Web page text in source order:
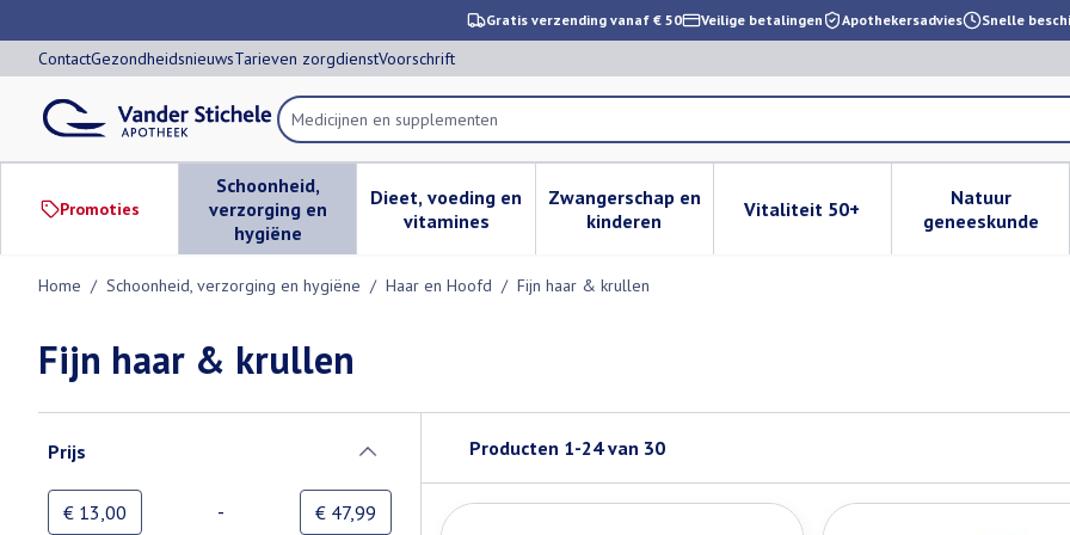
Gratis verzending vanaf € 50 Veilige betalingen Apothekersadvies Snelle
ContactGezondheidsnieuwsTarieven zorgdienstVoorschrift
Product, merk, categorie...
Promoties
Schoonheid,
verzorging en
hygiëne
Toon submenu voor Schoonheid, verzorging en hygiëne categorie
Dieet, voeding en
vitaminesToon submenu voor Dieet, voeding en vitamines categorie
Zwangerschap en
kinderenToon submenu voor Zwangerschap en kinderen
Vitaliteit 50+Toon submenu voor Vitaliteit
Natuur
geneeskunde
Toon
Home / Schoonheid, verzorging en hygiëne / Haar en Hoofd / Fijn haar & krullen
Fijn haar & krullen
Prijs
Minimumwaarde
€ 13,00 - Maximale waarde
€ 47,99
Producten 1-24van 30